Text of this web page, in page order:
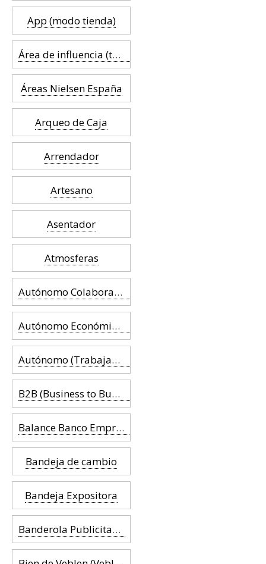
App (modo tienda)
Área de influencia (trade area)
Áreas Nielsen España
Arqueo de Caja
Arrendador
Artesano
Asentador
Atmosferas
Autónomo Colaborador Familiar
Autónomo Económicamente Dependiente (TRADE)
Autónomo (Trabajador por cuenta propia)
B2B (Business to Business)
Balance Banco Empresa
Bandeja de cambio
Bandeja Expositora
Banderola Publicitaria